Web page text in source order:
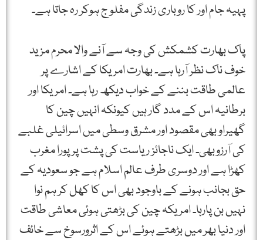
پہیہ جام اور کا روباری زندگی مفلو ج ہوکر رہ جاتا ہے۔
پاک بھارت کشمکش کی وجہ سے آنے والا محرم مزید
خوف ناک نظر آرہا ہے۔ بھارت امریکا کے اشارے پر
عالمی طاقت بننے کے خواب دیکھ رہا ہے۔ امریکا اور
برطانیہ اس کے مدد گار ہیں کیونکہ انہیں چین کا
گھیراو بھی مقصود اور مشرق وسطی میں اسرائیلی غلبے
کی آرزوبھی۔ ایک ناجائز ریاست کی پشت پر پورا مغرب
کھڑا ہے اور دوسری طرف عالم اسلام ہے جو سعودیہ کے
حق بجانب ہونے کے باوجود بھی اس کا کھل کر ہم نوا
نہیں بن پارہا۔ امریکہ چین کی بڑھتی ہوئی معاشی طاقت
اور دنیا بھر میں بڑھتے ہوئے اس کے اثرورسوخ سے خائف